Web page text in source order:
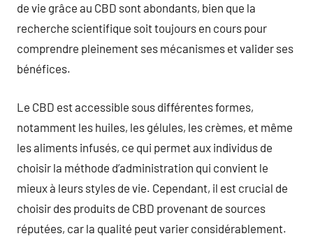
de vie grâce au CBD sont abondants, bien que la
recherche scientifique soit toujours en cours pour
comprendre pleinement ses mécanismes et valider ses
bénéfices.
Le CBD est accessible sous différentes formes,
notamment les huiles, les gélules, les crèmes, et même
les aliments infusés, ce qui permet aux individus de
choisir la méthode d’administration qui convient le
mieux à leurs styles de vie. Cependant, il est crucial de
choisir des produits de CBD provenant de sources
réputées, car la qualité peut varier considérablement.